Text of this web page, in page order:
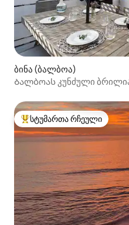
ბინა (ბალბოა)
Ბალბოას კუნძული
სტუმართა რჩეული მოწინავე
სტუმართა რჩეული